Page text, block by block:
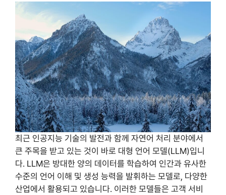
최근 인공지능 기술의 발전과 함께 자연어 처리 분야에서
큰 주목을 받고 있는 것이 바로 대형 언어 모델(LLM)입니
다. LLM은 방대한 양의 데이터를 학습하여 인간과 유사한
수준의 언어 이해 및 생성 능력을 발휘하는 모델로, 다양한
산업에서 활용되고 있습니다. 이러한 모델들은 고객 서비